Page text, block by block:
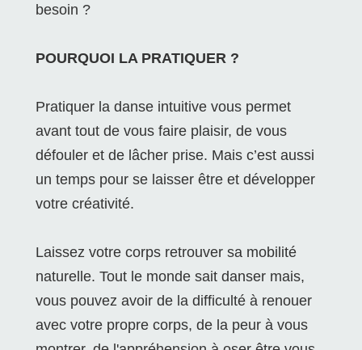
besoin ?
POURQUOI LA PRATIQUER ?
Pratiquer la danse intuitive vous permet
avant tout de vous faire plaisir, de vous
défouler et de lâcher prise. Mais c’est aussi
un temps pour se laisser être et développer
votre créativité.
Laissez votre corps retrouver sa mobilité
naturelle. Tout le monde sait danser mais,
vous pouvez avoir de la difficulté à renouer
avec votre propre corps, de la peur à vous